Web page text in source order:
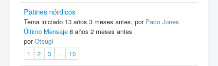
Patines nórdicos
Tema iniciado 13 años 3 meses antes, por Paco Jones
Último Mensaje 8 años 2 meses antes
porOtsugi
1 2 3 10